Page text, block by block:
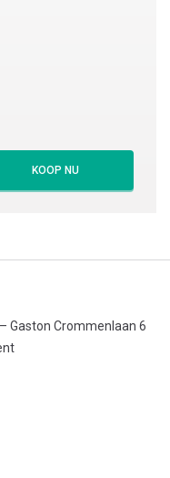
KOOP NU
Gaston Crommenlaan 6